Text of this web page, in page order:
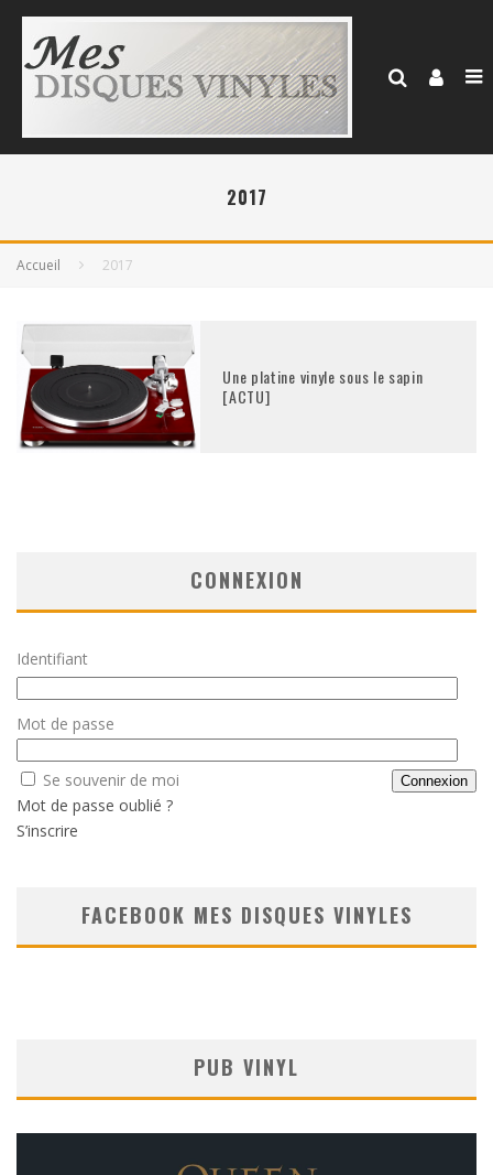
2017
Accueil 2017
Une platine vinyle sous le sapin
[ACTU]
CONNEXION
Identifiant
Mot de passe
Se souvenir de moi
Mot de passe oublié ?
S’inscrire
FACEBOOK MES DISQUES VINYLES
PUB VINYL